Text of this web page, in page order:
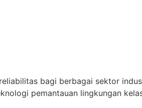
bagi berbagai sektor
pemantauan lingkungan